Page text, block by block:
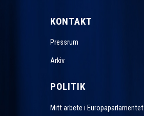
KONTAKT
Pressrum
Arkiv
POLITIK
Mitt arbete i Europaparlamentet